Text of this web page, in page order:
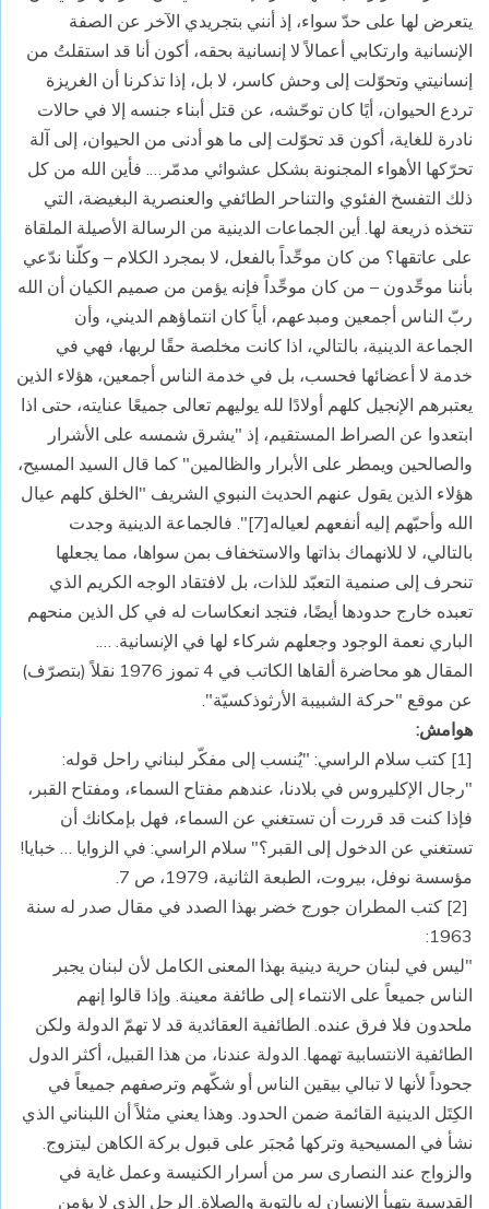
يتعرض لها على حدّ سواء، إذ أنني بتجريدي الآخر عن الصفة
الإنسانية وارتكابي أعمالاً لا إنسانية بحقه، أكون أنا قد استقلتُ من
إنسانيتي وتحوّلت إلى وحش كاسر، لا بل، إذا تذكرنا أن الغريزة
تردع الحيوان، أيًا كان توحّشه، عن قتل أبناء جنسه إلا في حالات
نادرة للغاية، أكون قد تحوّلت إلى ما هو أدنى من الحيوان، إلى آلة
تحرّكها الأهواء المجنونة بشكل عشوائي مدمّر…. فأين الله من كل
ذلك التفسخ الفئوي والتناحر الطائفي والعنصرية البغيضة، التي
تتخذه ذريعة لها. أين الجماعات الدينية من الرسالة الأصيلة الملقاة
على عاتقها؟ من كان موحِّداً بالفعل، لا بمجرد الكلام – وكلّنا ندّعي
بأننا موحِّدون – من كان موحِّداً فإنه يؤمن من صميم الكيان أن الله
ربّ الناس أجمعين ومبدعهم، أياً كان انتماؤهم الديني، وأن
الجماعة الدينية، بالتالي، اذا كانت مخلصة حقًا لربها، فهي في
خدمة لا أعضائها فحسب، بل في خدمة الناس أجمعين، هؤلاء الذين
يعتبرهم الإنجيل كلهم أولادًا لله يوليهم تعالى جميعًا عنايته، حتى اذا
ابتعدوا عن الصراط المستقيم، إذ "يشرق شمسه على الأشرار
والصالحين ويمطر على الأبرار والظالمين" كما قال السيد المسيح،
هؤلاء الذين يقول عنهم الحديث النبوي الشريف "الخلق كلهم عيال
الله وأحبّهم إليه أنفعهم لعياله[7]". فالجماعة الدينية وجدت
بالتالي، لا للانهماك بذاتها والاستخفاف بمن سواها، مما يجعلها
تنحرف إلى صنمية التعبّد للذات، بل لافتقاد الوجه الكريم الذي
تعبده خارج حدودها أيضًا، فتجد انعكاسات له في كل الذين منحهم
الباري نعمة الوجود وجعلهم شركاء لها في الإنسانية. ….
المقال هو محاضرة ألقاها الكاتب في 4 تموز 1976 نقلاً (بتصرّف)
عن موقع "حركة الشبيبة الأرثوذكسيّة".
هوامش:
[1] كتب سلام الراسي: "يُنسب إلى مفكّر لبناني راحل قوله:
"رجال الإكليروس في بلادنا، عندهم مفتاح السماء، ومفتاح القبر،
فإذا كنت قد قررت أن تستغني عن السماء، فهل بإمكانك أن
تستغني عن الدخول إلى القبر؟" سلام الراسي: في الزوايا … خبايا!
مؤسسة نوفل، بيروت، الطبعة الثانية، 1979، ص 7.
[2] كتب المطران جورج خضر بهذا الصدد في مقال صدر له سنة
1963:
"ليس في لبنان حرية دينية بهذا المعنى الكامل لأن لبنان يجبر
الناس جميعاً على الانتماء إلى طائفة معينة. وإذا قالوا إنهم
ملحدون فلا فرق عنده. الطائفية العقائدية قد لا تهمّ الدولة ولكن
الطائفية الانتسابية تهمها. الدولة عندنا، من هذا القبيل، أكثر الدول
جحوداً لأنها لا تبالي بيقين الناس أو شكّهم وترصفهم جميعاً في
الكِتَل الدينية القائمة ضمن الحدود. وهذا يعني مثلاً أن اللبناني الذي
نشأ في المسيحية وتركها مُجبَر على قبول بركة الكاهن ليتزوج.
والزواج عند النصارى سر من أسرار الكنيسة وعمل غاية في
القدسية يتهيأ الإنسان له بالتوبة والصلاة. الرجل الذي لا يؤمن